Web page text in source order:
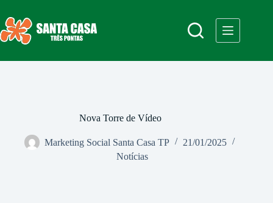
Nova Torre de Vídeo
Marketing Social Santa Casa TP
21/01/2025
Notícias